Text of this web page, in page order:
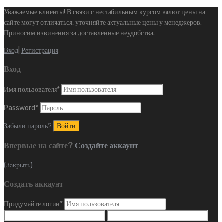
Уважаемые клиенты! В связи с нестабильным курсом валют цены на
сайте могут отличаться, уточняйте актуальные цены у менеджеров.
Приносим извинения за доставленные неудобства.
Вход Регистрация
Вход
Имя пользователя*
Password*
Забыли пароль?
Впервые на сайте? Создайте аккаунт
(Закрыть)
Создать аккаунт
Придумайте логин*